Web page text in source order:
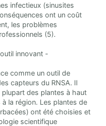
infectieux (sinusites
ont un coût
les problèmes
(5).
innovant -
comme un outil de
capteurs du RNSA. Il
des plantes à haut
la région. Les plantes de
ont été choisies et
scientifique